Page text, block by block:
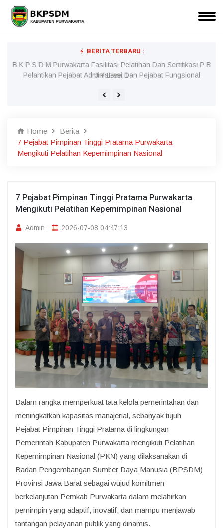
BERITA TERBARU :
B K P S D M Purwakarta Fasilitasi Pelatihan Dan Sertifikasi P B
J P Level 1
Home
Berita
7 Pejabat Pimpinan Tinggi Pratama Purwakarta
Mengikuti Pelatihan Kepemimpinan Nasional
7 Pejabat Pimpinan Tinggi Pratama Purwakarta
Mengikuti Pelatihan Kepemimpinan Nasional
Admin 2026-07-08 04:47:13
Dalam rangka memperkuat tata kelola pemerintahan dan
meningkatkan kapasitas manajerial, sebanyak tujuh
Pejabat Pimpinan Tinggi Pratama di lingkungan
Pemerintah Kabupaten Purwakarta mengikuti Pelatihan
Kepemimpinan Nasional (PKN) yang dilaksanakan di
Badan Pengembangan Sumber Daya Manusia (BPSDM)
Provinsi Jawa Barat sebagai wujud komitmen
berkelanjutan Pemkab Purwakarta dalam melahirkan
pemimpin yang adaptif, inovatif, dan mampu menjawab
tantangan pelayanan publik yang dinamis.